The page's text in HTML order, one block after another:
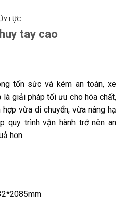
LỰC
tay cao
tốn sức và kém an toàn, xe
là giải pháp tối ưu cho hóa chất,
vừa di chuyển, vừa nâng hạ
quy trình vận hành trở nên an
hơn.